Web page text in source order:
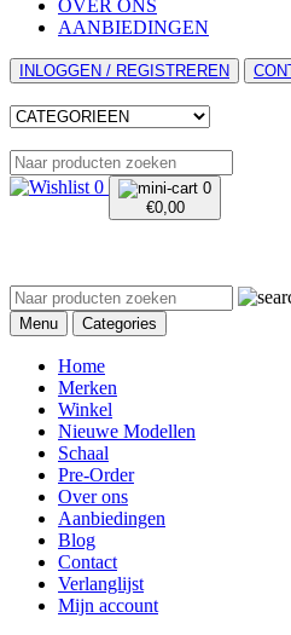
OVER ONS
AANBIEDINGEN
INLOGGEN / REGISTREREN
0
0
€0,00
Menu Categories
Home
Merken
Winkel
Nieuwe Modellen
Schaal
Pre-Order
Over ons
Aanbiedingen
Blog
Contact
Verlanglijst
Mijn account